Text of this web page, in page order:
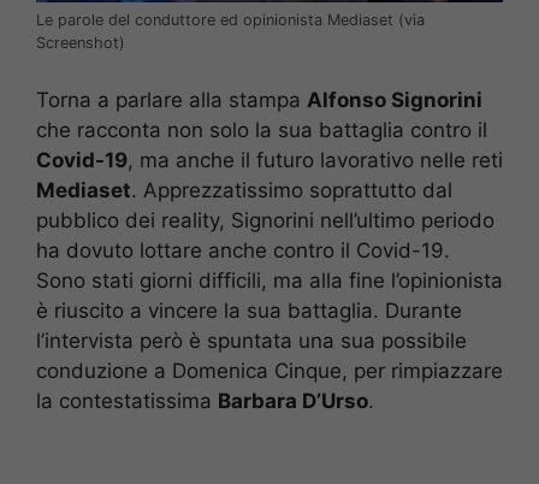
Le parole del conduttore ed opinionista Mediaset (via
Screenshot)
Torna a parlare alla stampa Alfonso Signorini
che racconta non solo la sua battaglia contro il
Covid-19, ma anche il futuro lavorativo nelle reti
Mediaset. Apprezzatissimo soprattutto dal
pubblico dei reality, Signorini nell’ultimo periodo
ha dovuto lottare anche contro il Covid-19.
Sono stati giorni difficili, ma alla fine l’opinionista
è riuscito a vincere la sua battaglia. Durante
l’intervista però è spuntata una sua possibile
conduzione a Domenica Cinque, per rimpiazzare
la contestatissima Barbara D’Urso.